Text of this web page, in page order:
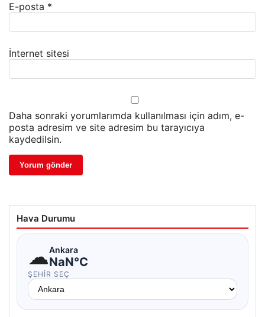
E-posta *
İnternet sitesi
Daha sonraki yorumlarımda kullanılması için adım, e-
posta adresim ve site adresim bu tarayıcıya
kaydedilsin.
Hava Durumu
☁Ankara
NaN°C
ŞEHIR SEÇ